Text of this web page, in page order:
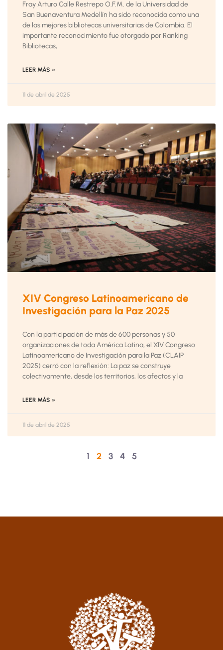
Fray Arturo Calle Restrepo O.F.M. de la Universidad de
San Buenaventura Medellín ha sido reconocida como una
de las mejores bibliotecas universitarias de Colombia. El
importante reconocimiento fue otorgado por Ranking
Bibliotecas,
LEER MÁS »
11 de abril de 2025
XIV Congreso Latinoamericano de
Investigación para la Paz 2025
Con la participación de más de 600 personas y 50
organizaciones de toda América Latina, el XIV Congreso
Latinoamericano de Investigación para la Paz (CLAIP
2025) cerró con la reflexión: La paz se construye
colectivamente, desde los territorios, los afectos y la
LEER MÁS »
11 de abril de 2025
1 2 3 4 5